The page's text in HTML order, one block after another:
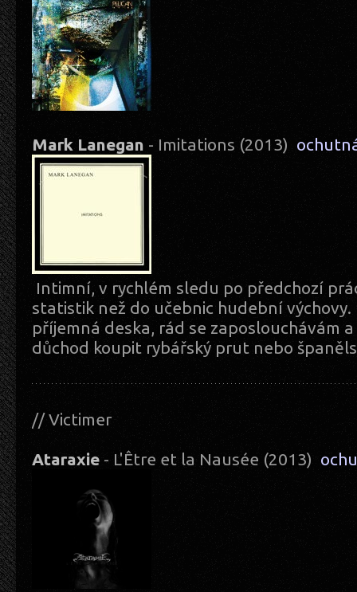
Mark Lanegan - Imitations (2013)
Intimní, v rychlém sledu po předchozí
statistik než do učebnic hudební výchovy.
příjemná deska, rád se zaposlouchávám
důchod koupit rybářský prut nebo
// Victimer
Ataraxie - L'Être et la Nausée (2013)